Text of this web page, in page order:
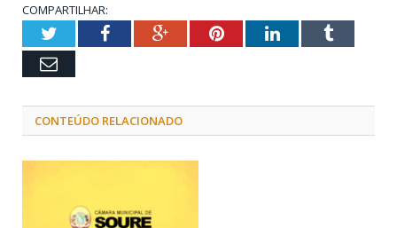
COMPARTILHAR:
TwitterFacebookGoogle+PinterestLinkedInTumblr
Email
CONTEÚDO RELACIONADO